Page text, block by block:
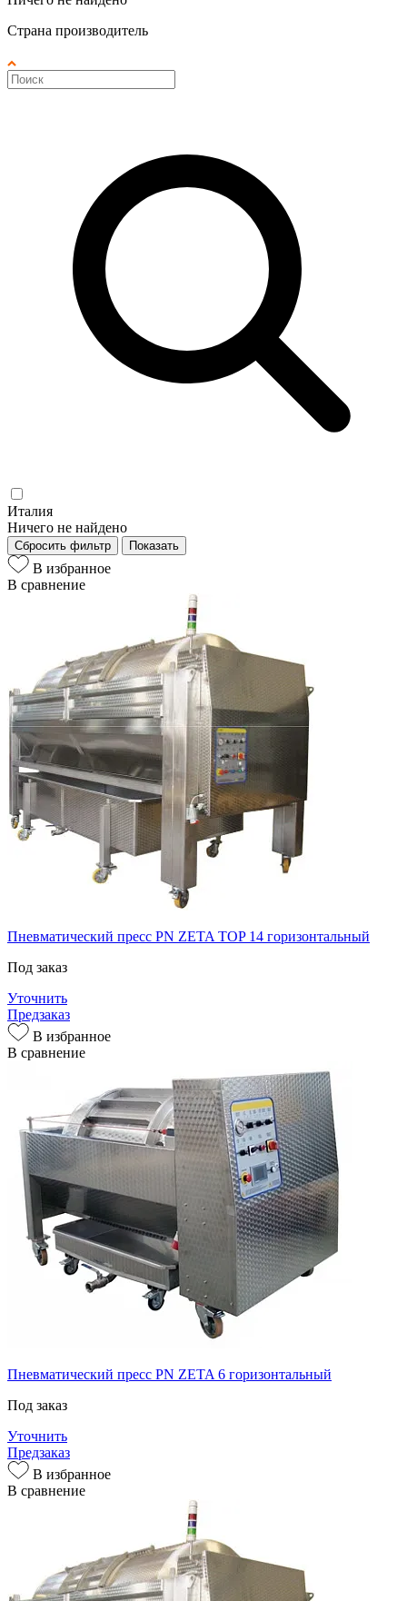
Страна производитель
Италия
Ничего не найдено
Сбросить фильтр Показать
В избранное
В сравнение
Пневматический пресс PN ZETA TOP 14 горизонтальный
Под заказ
Уточнить
Предзаказ
В избранное
В сравнение
Пневматический пресс PN ZETA 6 горизонтальный
Под заказ
Уточнить
Предзаказ
В избранное
В сравнение